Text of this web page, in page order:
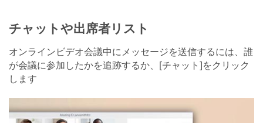
チャットや出席者リスト
オンラインビデオ会議中にメッセージを送信するには、誰
が会議に参加したかを追跡するか、[チャット]をクリック
します